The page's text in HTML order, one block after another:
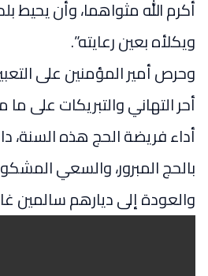
أكرم الله مثواهما، وأن يحيط
ويكلأه بعين رعايته”.
وحرص أمير المؤمنين على
أحر التهاني والتبريكات على
أداء فريضة الحج هذه السنة،
بالحج المبرور، والسعي
والعودة إلى ديارهم سالمين